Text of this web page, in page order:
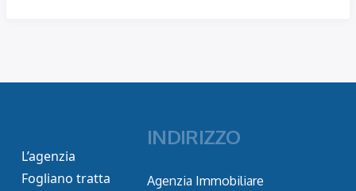
L’agenzia
Fogliano tratta
INDIRIZZO
Agenzia Immobiliare